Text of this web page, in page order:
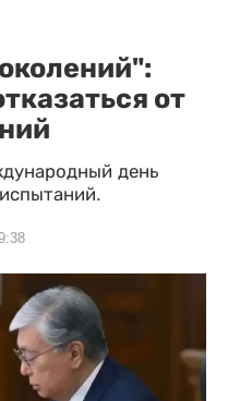
от
день